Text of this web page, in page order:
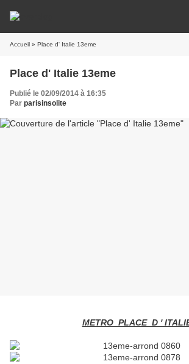
Accueil » Place d' Italie 13eme
Place d' Italie 13eme
Publié le 02/09/2014 à 16:35
Par parisinsolite
METRO PLACE D '